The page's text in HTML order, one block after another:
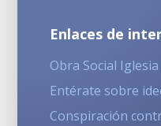
Enlaces de
Obra Social
Entérate sobre
Conspiración